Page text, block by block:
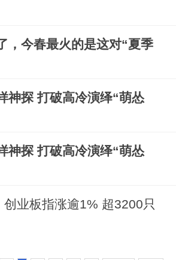
，今春最火的是这对“夏季
神探 打破高冷演绎“萌怂
神探 打破高冷演绎“萌怂
业板指涨逾1% 超3200只